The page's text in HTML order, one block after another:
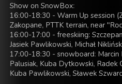
Show on SnowBox:
16:00-18:30 - Warm Up session
Zakopane, PTTK terrain, near
16:00-17:00 - freeskiing:
Jasiek Pawlikowski, Michał
17:00-18:30 - snowboard:
Palusiak, Kuba Dytkowski, Radek
Kuba Pawlikowski, Sławek